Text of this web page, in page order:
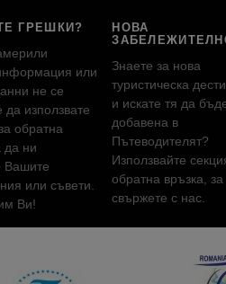
ГРЕШКИ?
или
не се
да използвате
обратна
да ни
Вашите
или съвети.
Ви!
НОВА
Знаете за нова
туристическа
и искате тя да
добавена в
Пътеводителят?
Използвайте
обратна връзка,
свържете с нас.